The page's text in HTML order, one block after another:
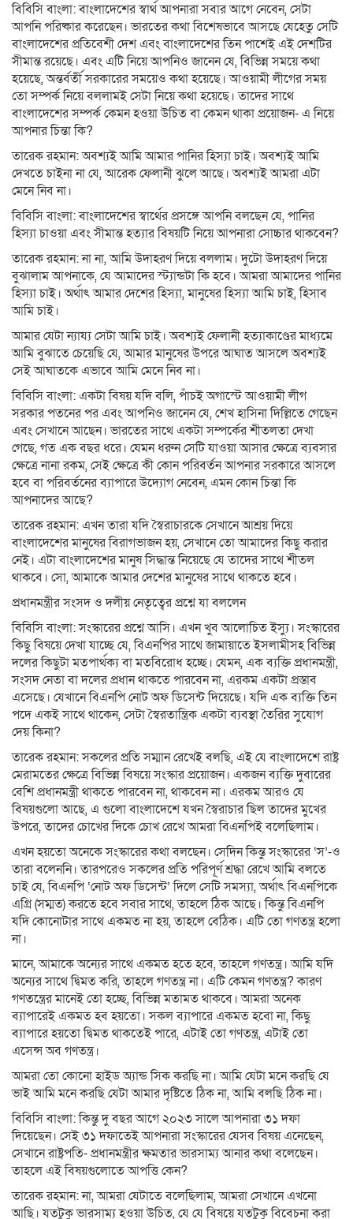
বিবিসি বাংলা: বাংলাদেশের স্বার্থ আপনারা সবার আগে নেবেন, সেটা
আপনি পরিষ্কার করেছেন। ভারতের কথা বিশেষভাবে আসছে যেহেতু সেটি
বাংলাদেশের প্রতিবেশী দেশ এবং বাংলাদেশের তিন পাশেই এই দেশটির
সীমান্ত রয়েছে। এবং এটি নিয়ে আপনিও জানেন যে, বিভিন্ন সময়ে কথা
হয়েছে, অন্তর্বর্তী সরকারের সময়েও কথা হয়েছে। আওয়ামী লীগের সময়
তো সম্পর্ক নিয়ে বললামই সেটা নিয়ে কথা হয়েছে। তাদের সাথে
বাংলাদেশের সম্পর্ক কেমন হওয়া উচিত বা কেমন থাকা প্রয়োজন- এ নিয়ে
আপনার চিন্তা কি?
তারেক রহমান: অবশ্যই আমি আমার পানির হিস্যা চাই। অবশ্যই আমি
দেখতে চাইনা না যে, আরেক ফেলানী ঝুলে আছে। অবশ্যই আমরা এটা
মেনে নিব না।
বিবিসি বাংলা: বাংলাদেশের স্বার্থের প্রসঙ্গে আপনি বলছেন যে, পানির
হিস্যা চাওয়া এবং সীমান্ত হত্যার বিষয়টি নিয়ে আপনারা সোচ্চার থাকবেন?
তারেক রহমান: না না, আমি উদাহরণ দিয়ে বললাম। দুটো উদাহরণ দিয়ে
বুঝালাম আপনাকে, যে আমাদের স্ট্যান্ডটা কি হবে। আমরা আমাদের পানির
হিস্যা চাই। অর্থাৎ আমার দেশের হিস্যা, মানুষের হিস্যা আমি চাই, হিসাব
আমি চাই।
আমার যেটা ন্যায্য সেটা আমি চাই। অবশ্যই ফেলানী হত্যাকাণ্ডের মাধ্যমে
আমি বুঝাতে চেয়েছি যে, আমার মানুষের উপরে আঘাত আসলে অবশ্যই
সেই আঘাতকে এভাবে আমি মেনে নিব না।
বিবিসি বাংলা: একটা বিষয় যদি বলি, পাঁচই অগাস্টে আওয়ামী লীগ
সরকার পতনের পর এবং আপনিও জানেন যে, শেখ হাসিনা দিল্লিতে গেছেন
এবং সেখানে আছেন। ভারতের সাথে একটা সম্পর্কের শীতলতা দেখা
গেছে, গত এক বছর ধরে। যেমন ধরুন সেটি যাওয়া আসার ক্ষেত্রে ব্যবসার
ক্ষেত্রে নানা রকম, সেই ক্ষেত্রে কী কোন পরিবর্তন আপনার সরকারে আসলে
হবে বা পরিবর্তনের ব্যাপারে উদ্যোগ নেবেন, এমন কোন চিন্তা কি
আপনাদের আছে?
তারেক রহমান: এখন তারা যদি স্বৈরাচারকে সেখানে আশ্রয় দিয়ে
বাংলাদেশের মানুষের বিরাগভাজন হয়, সেখানে তো আমাদের কিছু করার
নেই। এটা বাংলাদেশের মানুষ সিদ্ধান্ত নিয়েছে যে তাদের সাথে শীতল
থাকবে। সো, আমাকে আমার দেশের মানুষের সাথে থাকতে হবে।
প্রধানমন্ত্রীর সংসদ ও দলীয় নেতৃত্বের প্রশ্নে যা বললেন
বিবিসি বাংলা: সংস্কারের প্রশ্নে আসি। এখন খুব আলোচিত ইস্যু। সংস্কারের
কিছু বিষয়ে দেখা যাচ্ছে যে, বিএনপির সাথে জামায়াতে ইসলামীসহ বিভিন্ন
দলের কিছুটা মতপার্থক্য বা মতবিরোধ হচ্ছে। যেমন, এক ব্যক্তি প্রধানমন্ত্রী,
সংসদ নেতা বা দলের প্রধান থাকতে পারবেন না, এরকম একটা প্রস্তাব
এসেছে। যেখানে বিএনপি নোট অফ ডিসেন্ট দিয়েছে। যদি এক ব্যক্তি তিন
পদে একই সাথে থাকেন, সেটা স্বৈরতান্ত্রিক একটা ব্যবস্থা তৈরির সুযোগ
দেয় কিনা?
তারেক রহমান: সকলের প্রতি সম্মান রেখেই বলছি, এই যে বাংলাদেশে রাষ্ট্র
মেরামতের ক্ষেত্রে বিভিন্ন বিষয়ে সংস্কার প্রয়োজন। একজন ব্যক্তি দুবারের
বেশি প্রধানমন্ত্রী থাকতে পারবেন না, থাকবেন না। এরকম আরও যে
বিষয়গুলো আছে, এ গুলো বাংলাদেশে যখন স্বৈরাচার ছিল তাদের মুখের
উপরে, তাদের চোখের দিকে চোখ রেখে আমরা বিএনপিই বলেছিলাম।
এখন হয়তো অনেকে সংস্কারের কথা বলছেন। সেদিন কিন্তু সংস্কারের ‘স’-ও
তারা বলেননি। তারপরেও সকলের প্রতি পরিপূর্ণ শ্রদ্ধা রেখে আমি বলতে
চাই যে, বিএনপি ‘নোট অফ ডিসেন্ট’ দিলে সেটি সমস্যা, অর্থাৎ বিএনপিকে
এগ্রি (সম্মত) করতে হবে সবার সাথে, তাহলে ঠিক আছে। কিন্তু বিএনপি
যদি কোনোটার সাথে একমত না হয়, তাহলে বেঠিক। এটি তো গণতন্ত্র হলো
না।
মানে, আমাকে অন্যের সাথে একমত হতে হবে, তাহলে গণতন্ত্র। আমি যদি
অন্যের সাথে দ্বিমত করি, তাহলে গণতন্ত্র না। এটি কেমন গণতন্ত্র? কারণ
গণতন্ত্রের মানেই তো হচ্ছে, বিভিন্ন মতামত থাকবে। আমরা অনেক
ব্যাপারেই একমত হব হয়তো। সকল ব্যাপারে একমত হবো না, কিছু
ব্যাপারে হয়তো দ্বিমত থাকতেই পারে, এটাই তো গণতন্ত্র, এটাই তো
এসেন্স অব গণতন্ত্র।
আমরা তো কোনো হাইড অ্যান্ড সিক করছি না। আমি যেটা মনে করছি যে
ভাই আমি মনে করছি যেটা আমার দৃষ্টিতে ঠিক না, আমি বলছি ঠিক না।
বিবিসি বাংলা: কিন্তু দু বছর আগে ২০২৩ সালে আপনারা ৩১ দফা
দিয়েছেন। সেই ৩১ দফাতেই আপনারা সংস্কারের যেসব বিষয় এনেছেন,
সেখানে রাষ্ট্রপতি- প্রধানমন্ত্রীর ক্ষমতার ভারসাম্য আনার কথা বলেছেন।
তাহলে এই বিষয়গুলোতে আপত্তি কেন?
তারেক রহমান: না, আমরা যেটাতে বলেছিলাম, আমরা সেখানে এখনো
আছি। যতটুকু ভারসাম্য হওয়া উচিত, যে যে বিষয়ে যতটুকু বিবেচনা করা